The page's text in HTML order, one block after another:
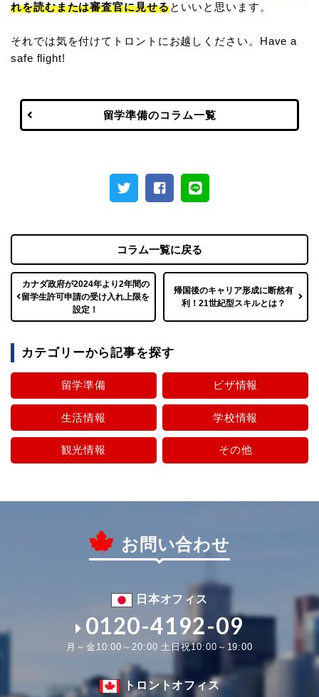
れを読むまたは審査官に見せるといいと思います。
それでは気を付けてトロントにお越しください。Have a
safe flight!
留学準備のコラム一覧
カナダ政府が2024年より2年間の
留学生許可申請の受け入れ上限を
設定！
コラム一覧に戻る
帰国後のキャリア形成に断然有
利！21世紀型スキルとは？
カテゴリーから記事を探す
留学準備 ビザ情報
生活情報 学校情報
観光情報 その他
お問い合わせ
日本オフィス
0120-4192-09
月～金10:00～20:00 土日祝10:00～19:00
トロントオフィス